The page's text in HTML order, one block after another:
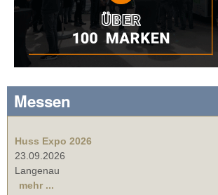
Messen
Huss Expo 2026
23.09.2026
Langenau
mehr ...